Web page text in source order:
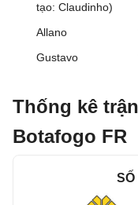
tạo: Claudinho)
Allano
Gustavo
Thống kê
Botafogo FR
SỐ